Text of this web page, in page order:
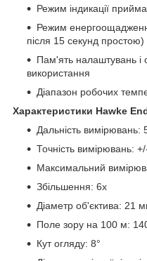
Режим індикації
Режим
після 15 секунд простою)
Пам'ять налаштувань і
використання
Діапазон робочих
Характеристики Hawke
Дальність вимірювань:
Точність вимірювань:
Максимальний
Збільшення: 6х
Діаметр об'єктива: 21
Поле зору на 100 м:
Кут огляду: 8°